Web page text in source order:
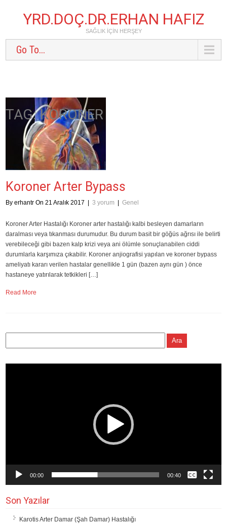
YRD.DOÇ.DR.ERHAN HAFIZ
SAĞLIK IÇIN HERŞEY
Go To...
TAG: KORONER
Koroner Arter Bypass
By erhantr On 21 Aralık 2017 |3 yorum |Genel
Koroner Arter Hastalığı Koroner arter hastalığı kalbi besleyen damarların
daralması veya tıkanması durumudur. Bu durum basit bir göğüs ağrısı ile belirti
verebileceği gibi bazen kalp krizi veya ani ölümle sonuçlanabilen ciddi
durumlarla karşımıza çıkabilir. Koroner anjiografisi yapılan ve koroner bypass
ameliyatı kararı verilen hastalar genellikle 1 gün (bazen aynı gün ) önce
hastaneye yatırılarak tetkikleri […]
Read More
00:00 00:40
Son Yazılar
Karotis Arter Damar (Şah Damar) Hastalığı